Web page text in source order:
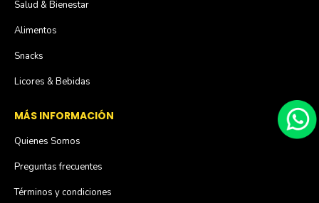
Salud & Bienestar
Alimentos
Snacks
Licores & Bebidas
MÁS INFORMACIÓN
Quienes Somos
Preguntas frecuentes
Términos y condiciones